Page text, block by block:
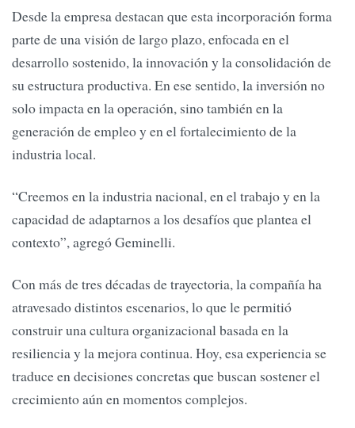
Desde la empresa destacan que esta incorporación forma
parte de una visión de largo plazo, enfocada en el
desarrollo sostenido, la innovación y la consolidación de
su estructura productiva. En ese sentido, la inversión no
solo impacta en la operación, sino también en la
generación de empleo y en el fortalecimiento de la
industria local.
“Creemos en la industria nacional, en el trabajo y en la
capacidad de adaptarnos a los desafíos que plantea el
contexto”, agregó Geminelli.
Con más de tres décadas de trayectoria, la compañía ha
atravesado distintos escenarios, lo que le permitió
construir una cultura organizacional basada en la
resiliencia y la mejora continua. Hoy, esa experiencia se
traduce en decisiones concretas que buscan sostener el
crecimiento aún en momentos complejos.